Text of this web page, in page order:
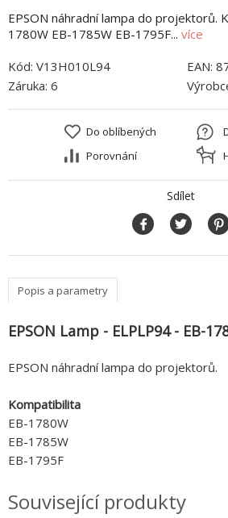
EPSON náhradní lampa do projektorů.
1780W EB-1785W EB-1795F... více
Kód: V13H010L94 EAN:
Záruka: 6
Do oblíbených
Porovnání
Sdílet
Popis a parametry
EPSON Lamp - ELPLP94 - EB-
EPSON náhradní lampa do projektorů.
Kompatibilita
EB-1780W
EB-1785W
EB-1795F
Související produkty